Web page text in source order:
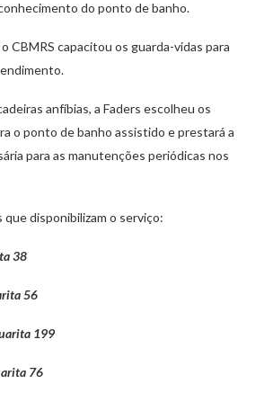
do ponto de banho.
CBMRS capacitou os guarda-vidas para
anfíbias, a Faders escolheu os
o ponto de banho assistido e prestará a
para as manutenções periódicas nos
disponibilizam o serviço:
38
56
199
76